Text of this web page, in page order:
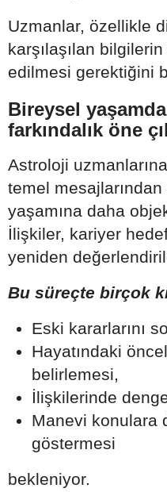
Uzmanlar, özellikle
karşılaşılan
edilmesi gerektiğini
Bireysel
farkındalık öne
Astroloji
temel
yaşamına daha
İlişkiler, kariyer
yeniden
Bu süreçte birçok
Eski kararlarını
Hayatındaki
belirlemesi,
İlişkilerinde
Manevi konulara
göstermesi
bekleniyor.